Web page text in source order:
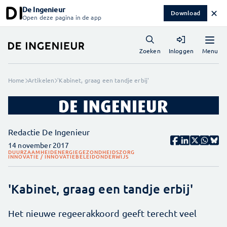
De Ingenieur
Open deze pagina in de app Download ✕
Menu
Zoeken Inloggen
Home Artikelen 'Kabinet, graag een tandje erbij'
Redactie De Ingenieur
14 november 2017
DUURZAAMHEIDENERGIEGEZONDHEIDSZORG
INNOVATIE / INNOVATIEBELEIDONDERWIJS
'Kabinet, graag een tandje erbij'
Het nieuwe regeerakkoord geeft terecht veel